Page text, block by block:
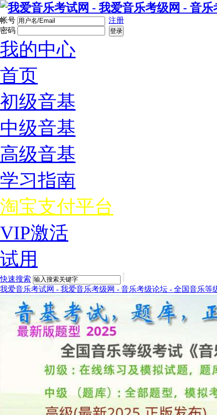
帐号
注册
密码
登录
我的中心
首页
初级音基
中级音基
高级音基
学习指南
淘宝支付平台
VIP激活
试用
快速搜索
我爱音乐考试网 - 我爱音乐考级网 - 音乐考级论坛 - 全国音乐等